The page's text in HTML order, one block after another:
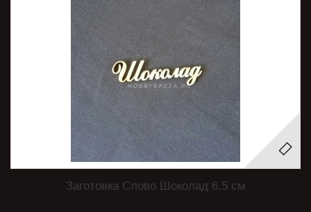
Заготовка Слово Шоколад 6,5 см